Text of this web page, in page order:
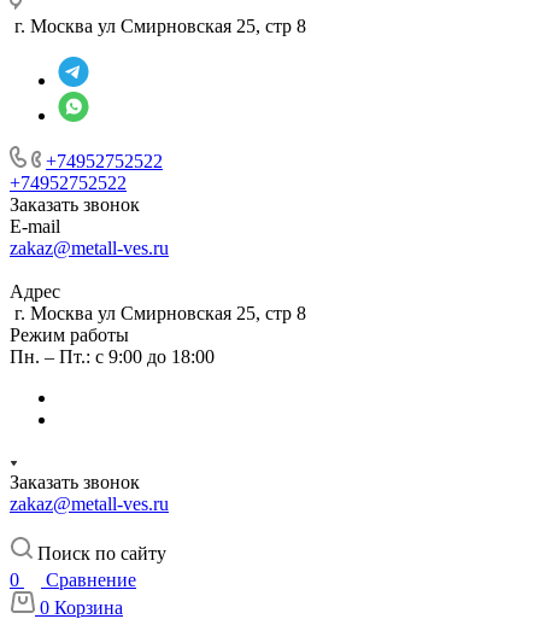
г. Москва ул Смирновская 25, стр 8
+74952752522
+74952752522
Заказать звонок
E-mail
zakaz@metall-ves.ru
Адрес
г. Москва ул Смирновская 25, стр 8
Режим работы
Пн. – Пт.: с 9:00 до 18:00
Заказать звонок
zakaz@metall-ves.ru
Поиск по сайту
0
Сравнение
0 Корзина